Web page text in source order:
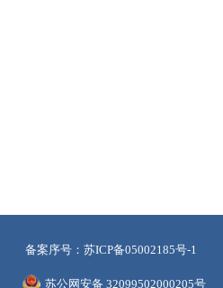
备案序号：苏ICP备05002185号-1
苏公网安备 32099502000205号